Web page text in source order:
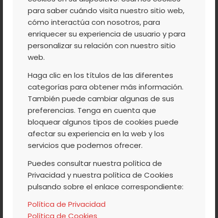
para saber cuándo visita nuestro sitio web,
cómo interactúa con nosotros, para
enriquecer su experiencia de usuario y para
personalizar su relación con nuestro sitio
web.
Haga clic en los títulos de las diferentes
categorías para obtener más información.
También puede cambiar algunas de sus
preferencias. Tenga en cuenta que
bloquear algunos tipos de cookies puede
afectar su experiencia en la web y los
servicios que podemos ofrecer.
Puedes consultar nuestra política de
Privacidad y nuestra política de Cookies
pulsando sobre el enlace correspondiente:
Política de Privacidad
Extremadura. Su caprichoso trazado nos
deja estampas naturales como la que veis
en la fotografía, la mejor forma de
disfrutar de este capricho de la naturaleza
es desde el mirador de la Antig, a pocos
kilómetros de Ríomalo de Abajo.
6.- El Chorro de la
Meancera